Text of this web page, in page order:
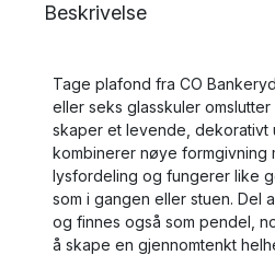
Beskrivelse
Tage plafond fra CO
eller seks glasskuler
skaper et levende, dekorativt
kombinerer nøye formgivning
lysfordeling og fungerer like
som i gangen eller stuen. Del
og finnes også som pendel,
å skape en gjennomtenkt